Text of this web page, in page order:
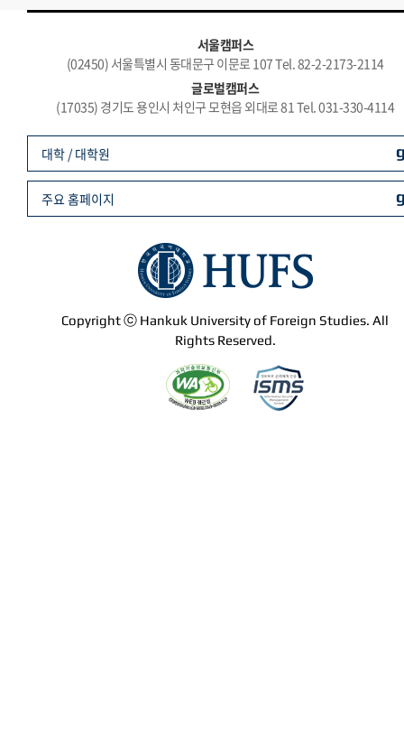
서울캠퍼스
(02450) 서울특별시 동대문구 이문로 107 Tel. 82-2-2173-2114
글로벌캠퍼스
(17035) 경기도 용인시 처인구 모현읍 외대로 81 Tel. 031-330-4114
Copyright ⓒ Hankuk University of Foreign Studies. All
Rights Reserved.
대학 / 대학원
주요 홈페이지